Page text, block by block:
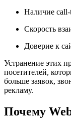
Наличие call-
Скорость
Доверие к
Устранение этих
посетителей,
больше заявок,
рекламу.
Почему